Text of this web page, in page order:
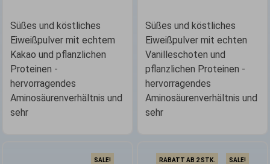
gewählt
werden
Süßes und köstliches
Eiweißpulver mit echtem
Kakao und pflanzlichen
Proteinen -
hervorragendes
Aminosäurenverhältnis und
sehr
gewählt
werden
Süßes und köstliches
Eiweißpulver mit echten
Vanilleschoten und
pflanzlichen Proteinen -
hervorragendes
Aminosäurenverhältnis und
sehr
SALE! RABATT AB 2 STK. SALE!